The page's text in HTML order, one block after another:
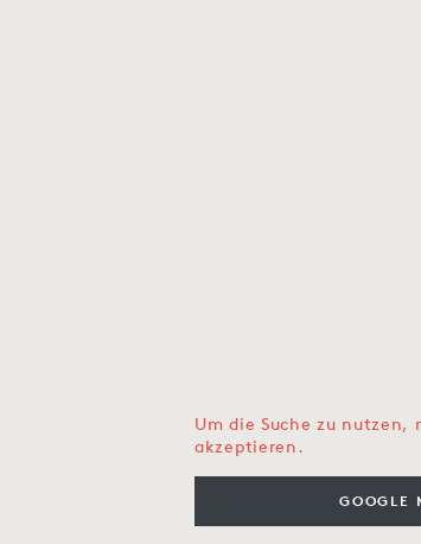
Um die Suche zu nutzen,
akzeptieren.
GOOGLE